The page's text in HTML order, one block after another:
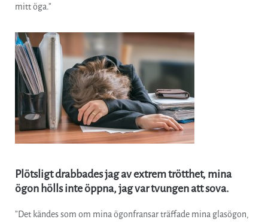
mitt öga.”
Plötsligt drabbades jag av extrem trötthet, mina
ögon hölls inte öppna, jag var tvungen att sova.
”Det kändes som om mina ögonfransar träffade mina glasögon,